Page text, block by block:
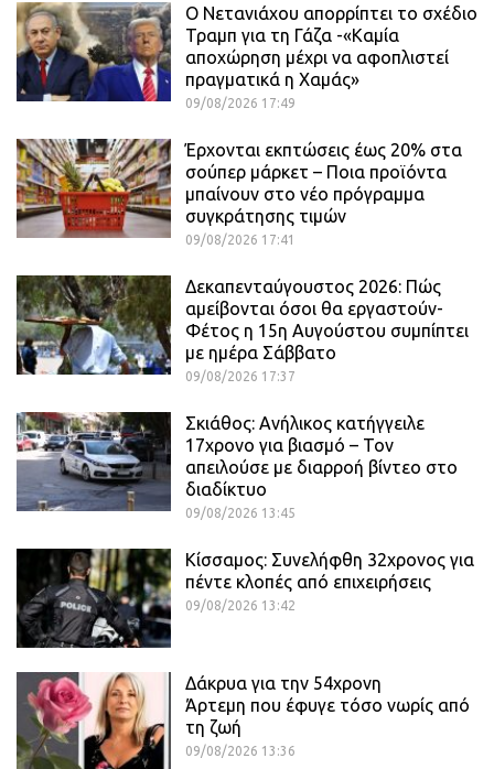
Ο Νετανιάχου απορρίπτει το σχέδιο
Τραμπ για τη Γάζα -«Καμία
αποχώρηση μέχρι να αφοπλιστεί
πραγματικά η Χαμάς»
09/08/2026 17:49
Έρχονται εκπτώσεις έως 20% στα
σούπερ μάρκετ – Ποια προϊόντα
μπαίνουν στο νέο πρόγραμμα
συγκράτησης τιμών
09/08/2026 17:41
Δεκαπενταύγουστος 2026: Πώς
αμείβονται όσοι θα εργαστούν-
Φέτος η 15η Αυγούστου συμπίπτει
με ημέρα Σάββατο
09/08/2026 17:37
Σκιάθος: Ανήλικος κατήγγειλε
17χρονο για βιασμό – Τον
απειλούσε με διαρροή βίντεο στο
διαδίκτυο
09/08/2026 13:45
Κίσσαμος: Συνελήφθη 32χρονος για
πέντε κλοπές από επιχειρήσεις
09/08/2026 13:42
Δάκρυα για την 54χρονη
Άρτεμη που έφυγε τόσο νωρίς από
τη ζωή
09/08/2026 13:36